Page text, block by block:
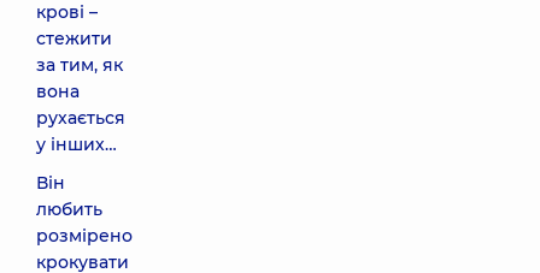
крові –
стежити
за тим, як
вона
рухається
у інших…
Він
любить
розмірено
крокувати